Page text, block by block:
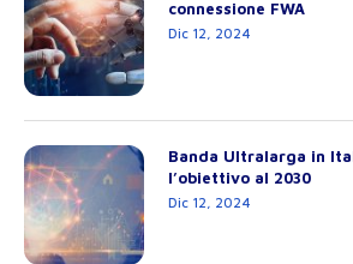
connessione FWA
Dic 12, 2024
Banda Ultralarga in
l’obiettivo al 2030
Dic 12, 2024